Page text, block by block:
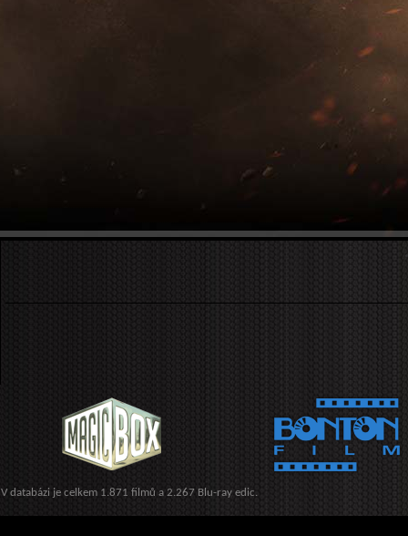
V databázi je celkem 1.871 filmů a 2.267 Blu-ray edic.